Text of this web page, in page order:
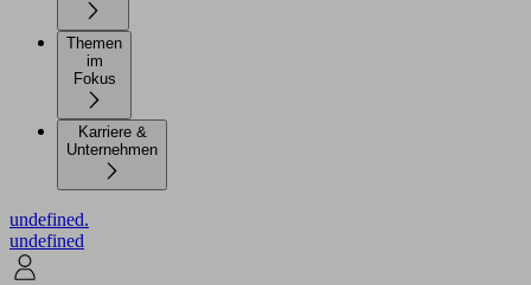
Themen
im
Karriere &
Unternehmen
undefined.
undefined